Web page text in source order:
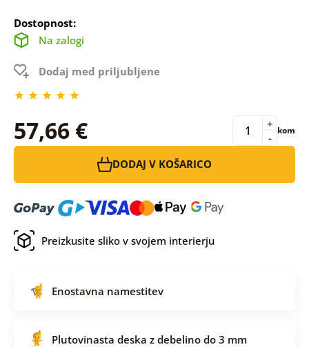
Dostopnost:
Na zalogi
Dodaj med priljubljene
57,66 € -
+ kom
DODAJ V KOŠARICO
Preizkusite sliko v svojem interierju
Enostavna namestitev
Plutovinasta deska z debelino do 3 mm